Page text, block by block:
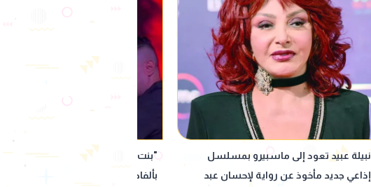
"بنت كـ ـلب وخاينة".. حمو بيكا يثير الجدل
بألفاظ خارجة على المسرح
"سمعني صوتك".. تعاون جديد بين
الشافعي ويونس مرسي